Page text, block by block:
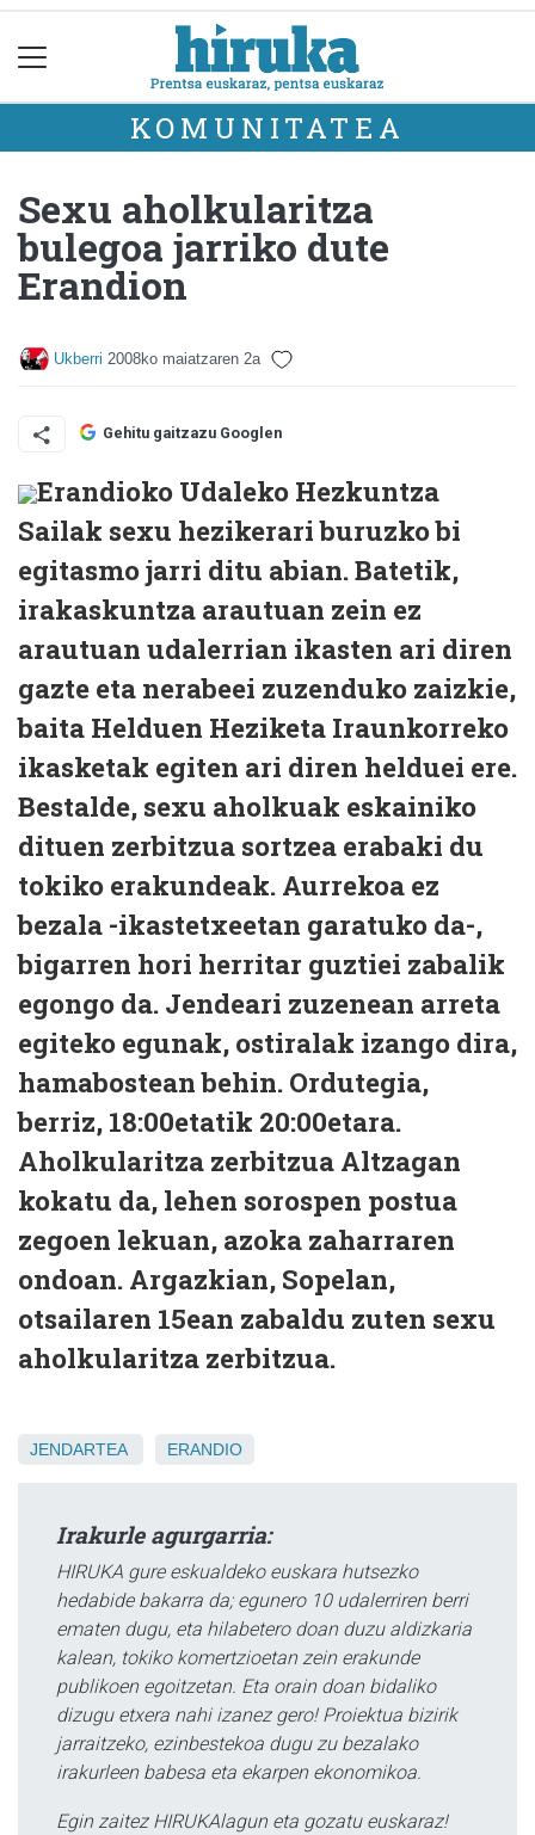
KOMUNITATEA
Sexu aholkularitza
bulegoa jarriko dute
Erandion
Ukberri 2008ko maiatzaren 2a
Gehitu gaitzazu Googlen
Erandioko Udaleko Hezkuntza
Sailak sexu hezikerari buruzko bi
egitasmo jarri ditu abian. Batetik,
irakaskuntza arautuan zein ez
arautuan udalerrian ikasten ari diren
gazte eta nerabeei zuzenduko zaizkie,
baita Helduen Heziketa Iraunkorreko
ikasketak egiten ari diren helduei ere.
Bestalde, sexu aholkuak eskainiko
dituen zerbitzua sortzea erabaki du
tokiko erakundeak. Aurrekoa ez
bezala -ikastetxeetan garatuko da-,
bigarren hori herritar guztiei zabalik
egongo da. Jendeari zuzenean arreta
egiteko egunak, ostiralak izango dira,
hamabostean behin. Ordutegia,
berriz, 18:00etatik 20:00etara.
Aholkularitza zerbitzua Altzagan
kokatu da, lehen sorospen postua
zegoen lekuan, azoka zaharraren
ondoan. Argazkian, Sopelan,
otsailaren 15ean zabaldu zuten sexu
aholkularitza zerbitzua.
JENDARTEA ERANDIO
Irakurle agurgarria:
HIRUKA gure eskualdeko euskara hutsezko
hedabide bakarra da; egunero 10 udalerriren berri
ematen dugu, eta hilabetero doan duzu aldizkaria
kalean, tokiko komertzioetan zein erakunde
publikoen egoitzetan. Eta orain doan bidaliko
dizugu etxera nahi izanez gero! Proiektua bizirik
jarraitzeko, ezinbestekoa dugu zu bezalako
irakurleen babesa eta ekarpen ekonomikoa.
Egin zaitez HIRUKAlagun eta gozatu euskaraz!